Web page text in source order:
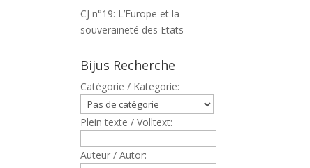
CJ n°19: L’Europe et la
souveraineté des Etats
Bijus Recherche
Catègorie / Kategorie:
Plein texte / Volltext:
Auteur / Autor: